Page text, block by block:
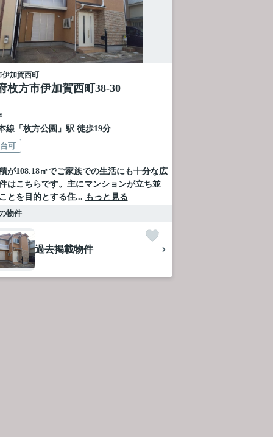
伊加賀西町
枚方市伊加賀西町38-30
線「 枚方公園 」駅 徒歩19分
可
が108.18㎡でご家族での生活にも十分な広
はこちらです。主にマンションが立ち並
とを目的とする住... もっと見る
物件
過去掲載物件